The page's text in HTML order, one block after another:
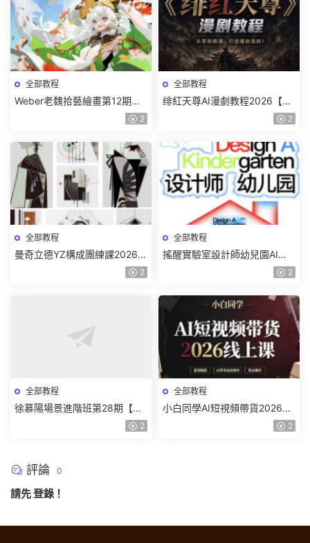
全部教程
Weber老魏拾藝繪畫第12期角
色特訓班【畫質不錯隻有視
2
全部教程
绯紅天尊AI漫劇教程2026【畫
2
全部教程
曼奇立德YZ構成團練課2026年
8月已結課【畫質高清有課件】
2
全部教程
搖醒實驗室設計師幼兒園AI軟
件基礎課2025【畫質不錯有素
2
全部教程
徐慕陽場景進階班第28期【畫
2
全部教程
小白同學AI短視頻帶貨2026線
2
評論 0
請先登錄 ！